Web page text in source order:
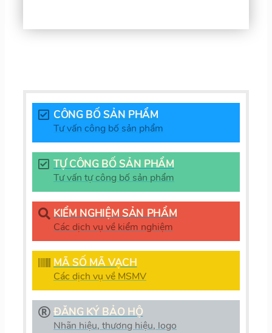
CÔNG BỐ SẢN PHẨM
Tư vấn công bố sản phẩm
TỰ CÔNG BỐ SẢN PHẨM
Tư vấn tự công bố sản phẩm
KIỂM NGHIỆM SẢN PHẨM
Các dịch vụ về kiểm nghiệm
MÃ SỐ MÃ VẠCH
Các dịch vụ về MSMV
ĐĂNG KÝ BẢO HỘ
Nhãn hiệu, thương hiệu, logo